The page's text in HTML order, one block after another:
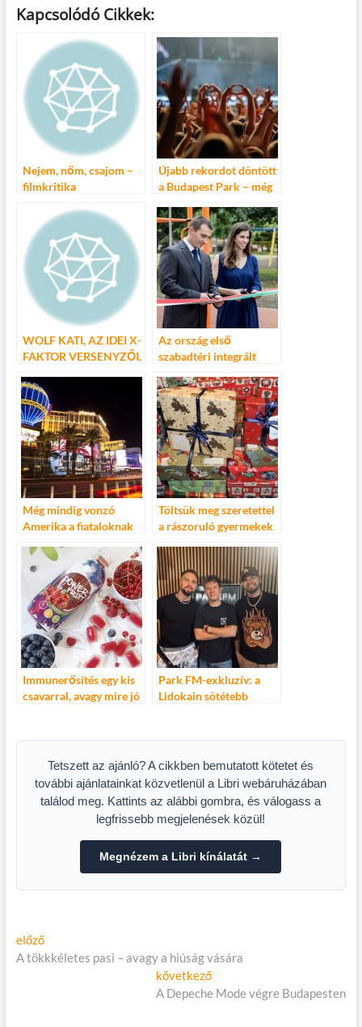
e
b
o
o
k
itt
er
ail m
bl es
t
m
e
g
Kapcsolódó Cikkek:
Nejem, nőm, csajom –
filmkritika
Újabb rekordot döntött
a Budapest Park – még
fordultak meg egy
évadban a
szórakozóhelyen
WOLF KATI, AZ IDEI X-
FAKTOR VERSENYZŐI,
EGYÜTTES ÉS MÉG
SOK SZTÁR AZ EGY
CSEPP VILÁGNAPON
Az ország első
szabadtéri integrált
Budapesten
Még mindig vonzó
Amerika a fiataloknak
Töltsük meg szeretettel
a rászoruló gyermekek
Immunerősítés egy kis
csavarral, avagy mire jó
Park FM-exkluzív: a
Lidokain sötétebb
Tetszett az ajánló? A cikkben bemutatott kötetet és
további ajánlatainkat közvetlenül a Libri webáruházában
találod meg. Kattints az alábbi gombra, és válogass a
legfrissebb megjelenések közül!
Megnézem a Libri kínálatát →
Bejegyzés
navigáció
előzőElőző
cikk:
A tökkkéletes pasi – avagy a hiúság vására
következőKövetkező
cikk:
A Depeche Mode végre Budapesten